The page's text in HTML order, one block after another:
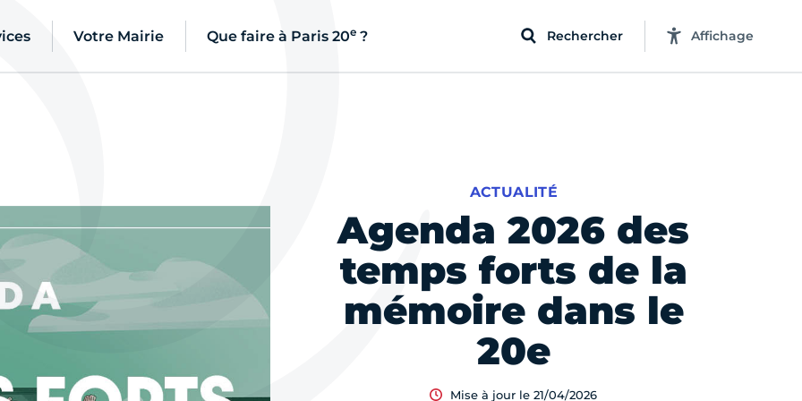
Votre Mairie Que faire à Paris 20e ? Rechercher Affichage
Agenda 2026 des
temps forts de la
mémoire dans le
20e
ACTUALITÉ
Mise à jour le 21/04/2026